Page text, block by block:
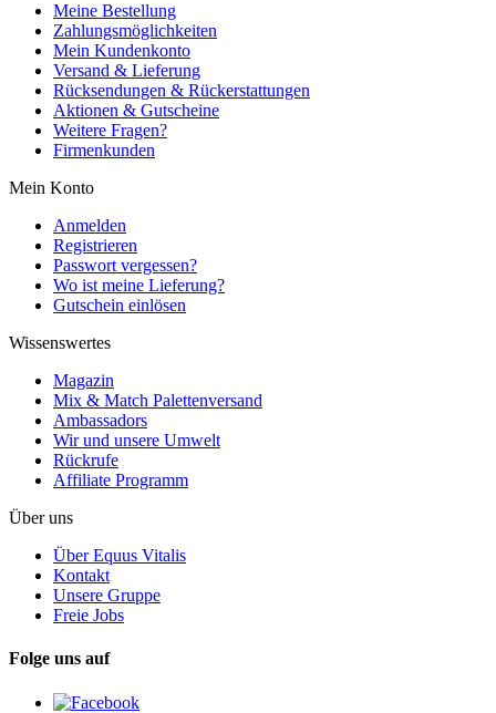
Meine Bestellung
Zahlungsmöglichkeiten
Mein Kundenkonto
Versand & Lieferung
Rücksendungen & Rückerstattungen
Aktionen & Gutscheine
Weitere Fragen?
Firmenkunden
Mein Konto
Anmelden
Registrieren
Passwort vergessen?
Wo ist meine Lieferung?
Gutschein einlösen
Wissenswertes
Magazin
Mix & Match Palettenversand
Ambassadors
Wir und unsere Umwelt
Rückrufe
Affiliate Programm
Über uns
Über Equus Vitalis
Kontakt
Unsere Gruppe
Freie Jobs
Folge uns auf